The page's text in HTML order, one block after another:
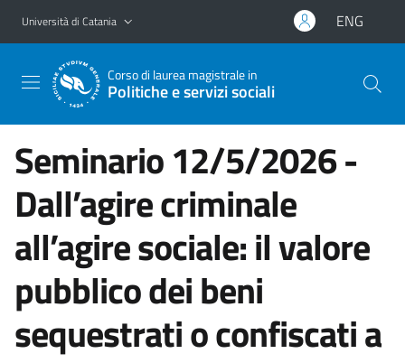
Vai al contenuto principale
Vai al menu di navigazione
Università di Catania ENG
Corso di laurea magistrale in
Politiche e servizi sociali
Seminario 12/5/2026 -
Dall’agire criminale
all’agire sociale: il valore
pubblico dei beni
sequestrati o confiscati a